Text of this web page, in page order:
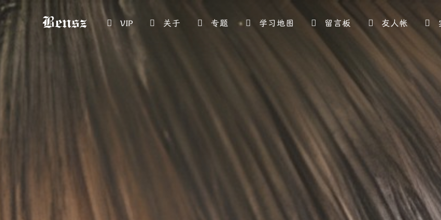
VIP 关于 专题 学习地图 留言板 友人帐